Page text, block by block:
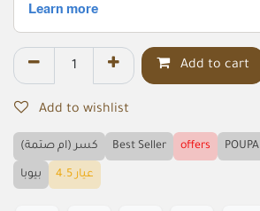
Add to cart
Add to wishlist
كسر (ام صتمة) Best Seller offers POUPA
بيوبا عيار 4.5